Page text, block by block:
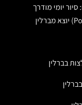
יומי מודרך
בברלין